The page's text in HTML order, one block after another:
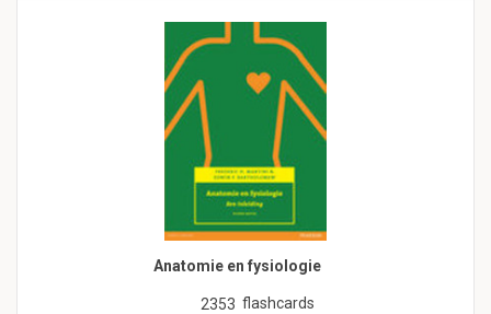
Anatomie en fysiologie
2353 flashcards